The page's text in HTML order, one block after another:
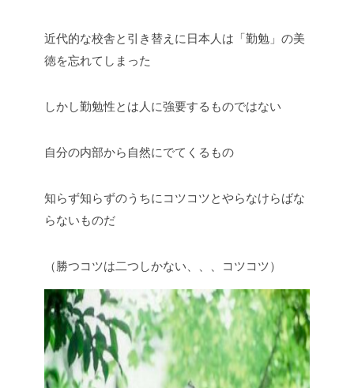
近代的な校舎と引き替えに日本人は「勤勉」の美
徳を忘れてしまった
しかし勤勉性とは人に強要するものではない
自分の内部から自然にでてくるもの
知らず知らずのうちにコツコツとやらなけらばな
らないものだ
（勝つコツは二つしかない、、、コツコツ）